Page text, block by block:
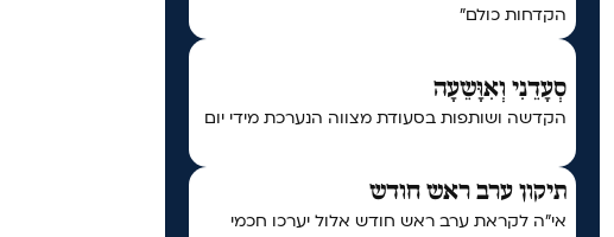
הקדחות כולם"
סְעָדֵנִי וְאִוָּשֵעָה
הקדשה ושותפות בסעודת מצווה הנערכת מידי יום
תיקון ערב ראש חודש
אי"ה לקראת ערב ראש חודש אלול יערכו חכמי